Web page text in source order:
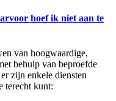
hoef ik niet aan te
van hoogwaardige,
behulp van beproefde
zijn enkele diensten
terecht kunt: